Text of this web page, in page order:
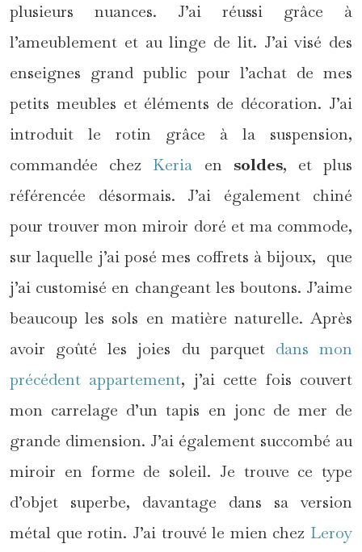
plusieurs nuances. J’ai réussi grâce à
l’ameublement et au linge de lit. J’ai visé des
enseignes grand public pour l’achat de mes
petits meubles et éléments de décoration. J’ai
introduit le rotin grâce à la suspension,
commandée chez Keria en soldes, et plus
référencée désormais. J’ai également chiné
pour trouver mon miroir doré et ma commode,
sur laquelle j’ai posé mes coffrets à bijoux, que
j’ai customisé en changeant les boutons. J’aime
beaucoup les sols en matière naturelle. Après
avoir goûté les joies du parquet dans mon
précédent appartement, j’ai cette fois couvert
mon carrelage d’un tapis en jonc de mer de
grande dimension. J’ai également succombé au
miroir en forme de soleil. Je trouve ce type
d’objet superbe, davantage dans sa version
métal que rotin. J’ai trouvé le mien chez Leroy